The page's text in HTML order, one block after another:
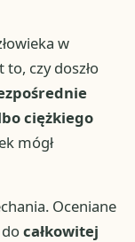
w
to, czy doszło
ciężkiego
mógł
Oceniane
docałkowitej